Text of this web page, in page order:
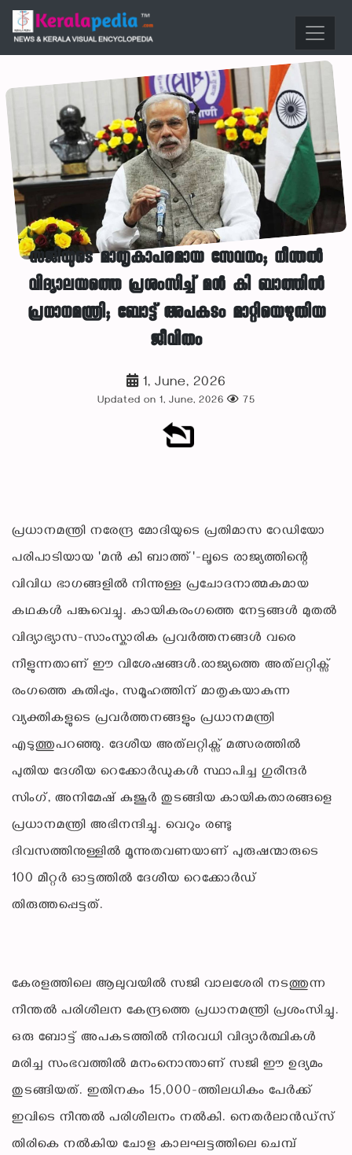
സജിയുടെ മാതൃകാപരമായ സേവനം; നീന്തൽ
വിദ്യാലയത്തെ പ്രശംസിച്ച് മൻ കി ബാത്തിൽ
പ്രധാനമന്ത്രി; ബോട്ട് അപകടം മാറ്റിയെഴുതിയ
ജീവിതം
1, June, 2026
Updated on 1, June, 2026 75
പ്രധാനമന്ത്രി നരേന്ദ്ര മോദിയുടെ പ്രതിമാസ റേഡിയോ
പരിപാടിയായ 'മൻ കി ബാത്ത്'-ലൂടെ രാജ്യത്തിന്റെ
വിവിധ ഭാഗങ്ങളിൽ നിന്നുള്ള പ്രചോദനാത്മകമായ
കഥകൾ പങ്കുവെച്ചു. കായികരംഗത്തെ നേട്ടങ്ങൾ മുതൽ
വിദ്യാഭ്യാസ-സാംസ്കാരിക പ്രവർത്തനങ്ങൾ വരെ
നീളുന്നതാണ് ഈ വിശേഷങ്ങൾ.രാജ്യത്തെ അത്‌ലറ്റിക്സ്
രംഗത്തെ കുതിപ്പും, സമൂഹത്തിന് മാതൃകയാകുന്ന
വ്യക്തികളുടെ പ്രവർത്തനങ്ങളും പ്രധാനമന്ത്രി
എടുത്തുപറഞ്ഞു. ദേശീയ അത്‌ലറ്റിക്സ് മത്സരത്തിൽ
പുതിയ ദേശീയ റെക്കോർഡുകൾ സ്ഥാപിച്ച ഗുരീന്ദർ
സിംഗ്, അനിമേഷ് കുജൂർ തുടങ്ങിയ കായികതാരങ്ങളെ
പ്രധാനമന്ത്രി അഭിനന്ദിച്ചു. വെറും രണ്ടു
ദിവസത്തിനുള്ളിൽ മൂന്നുതവണയാണ് പുരുഷന്മാരുടെ
100 മീറ്റർ ഓട്ടത്തിൽ ദേശീയ റെക്കോർഡ്
തിരുത്തപ്പെട്ടത്.
കേരളത്തിലെ ആലുവയിൽ സജി വാലശേരി നടത്തുന്ന
നീന്തൽ പരിശീലന കേന്ദ്രത്തെ പ്രധാനമന്ത്രി പ്രശംസിച്ചു.
ഒരു ബോട്ട് അപകടത്തിൽ നിരവധി വിദ്യാർത്ഥികൾ
മരിച്ച സംഭവത്തിൽ മനംനൊന്താണ് സജി ഈ ഉദ്യമം
തുടങ്ങിയത്. ഇതിനകം 15,000-ത്തിലധികം പേർക്ക്
ഇവിടെ നീന്തൽ പരിശീലനം നൽകി. നെതർലാൻഡ്‌സ്
തിരികെ നൽകിയ ചോള കാലഘട്ടത്തിലെ ചെമ്പ്